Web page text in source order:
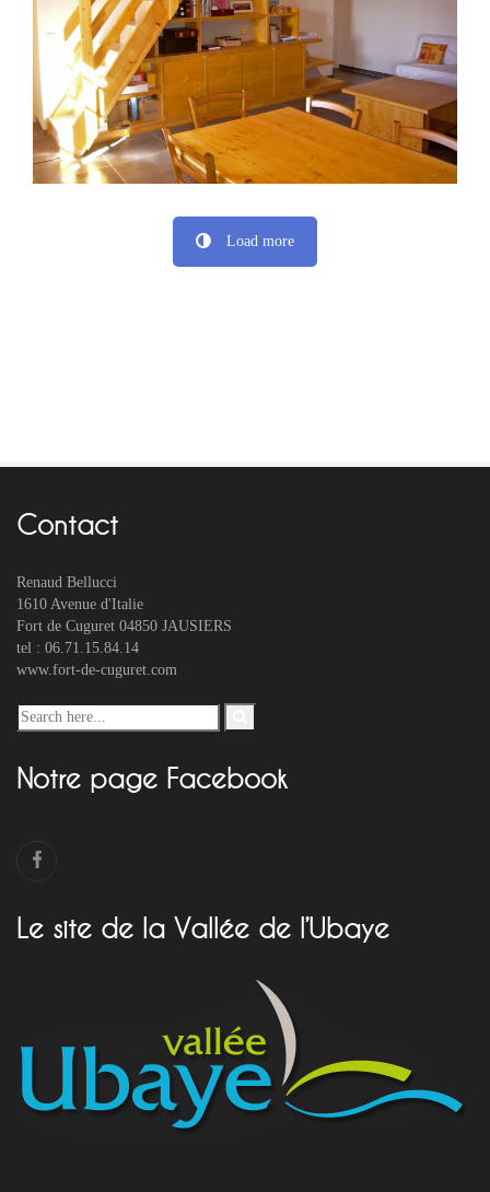
Load more
Contact
Renaud Bellucci
1610 Avenue d'Italie
Fort de Cuguret 04850 JAUSIERS
tel : 06.71.15.84.14
www.fort-de-cuguret.com
Notre page Facebook
Le site de la Vallée de l’Ubaye